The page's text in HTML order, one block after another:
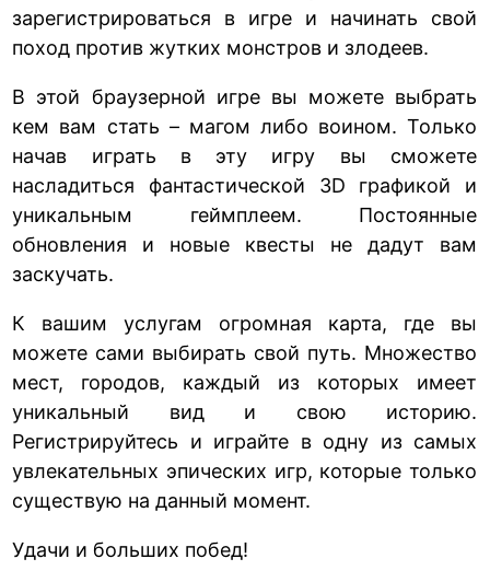
зарегистрироваться в игре и начинать свой
поход против жутких монстров и злодеев.
В этой браузерной игре вы можете выбрать
кем вам стать – магом либо воином. Только
начав играть в эту игру вы сможете
насладиться фантастической 3D графикой и
уникальным геймплеем. Постоянные
обновления и новые квесты не дадут вам
заскучать.
К вашим услугам огромная карта, где вы
можете сами выбирать свой путь. Множество
мест, городов, каждый из которых имеет
уникальный вид и свою историю.
Регистрируйтесь и играйте в одну из самых
увлекательных эпических игр, которые только
существую на данный момент.
Удачи и больших побед!